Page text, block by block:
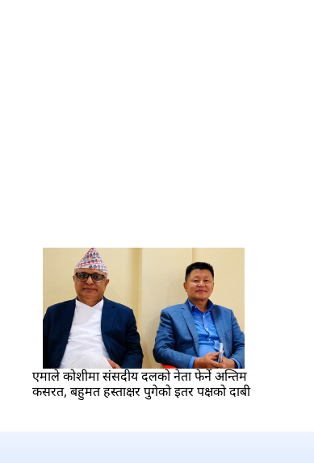
एमाले कोशीमा संसदीय दलको नेता फेर्ने अन्तिम
कसरत, बहुमत हस्ताक्षर पुगेको इतर पक्षको दाबी